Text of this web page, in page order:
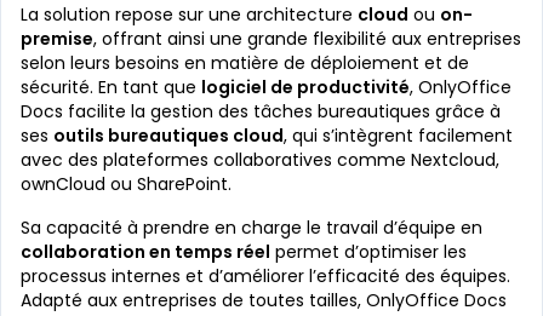
La solution repose sur une architecture cloud ou on-
premise, offrant ainsi une grande flexibilité aux entreprises
selon leurs besoins en matière de déploiement et de
sécurité. En tant que logiciel de productivité, OnlyOffice
Docs facilite la gestion des tâches bureautiques grâce à
ses outils bureautiques cloud, qui s’intègrent facilement
avec des plateformes collaboratives comme Nextcloud,
ownCloud ou SharePoint.
Sa capacité à prendre en charge le travail d’équipe en
collaboration en temps réel permet d’optimiser les
processus internes et d’améliorer l’efficacité des équipes.
Adapté aux entreprises de toutes tailles, OnlyOffice Docs